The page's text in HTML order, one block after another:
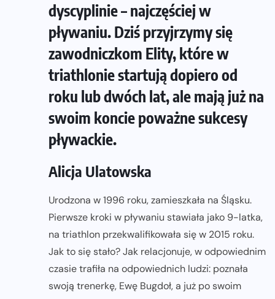
dyscyplinie – najczęściej w
pływaniu. Dziś przyjrzymy się
zawodniczkom Elity, które w
triathlonie startują dopiero od
roku lub dwóch lat, ale mają już na
swoim koncie poważne sukcesy
pływackie.
Alicja Ulatowska
Urodzona w 1996 roku, zamieszkała na Śląsku.
Pierwsze kroki w pływaniu stawiała jako 9-latka,
na triathlon przekwalifikowała się w 2015 roku.
Jak to się stało? Jak relacjonuje, w odpowiednim
czasie trafiła na odpowiednich ludzi: poznała
swoją trenerkę, Ewę Bugdoł, a już po swoim